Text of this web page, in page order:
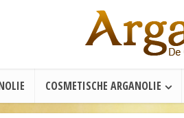
COSMETISCHE ARGANOLIE